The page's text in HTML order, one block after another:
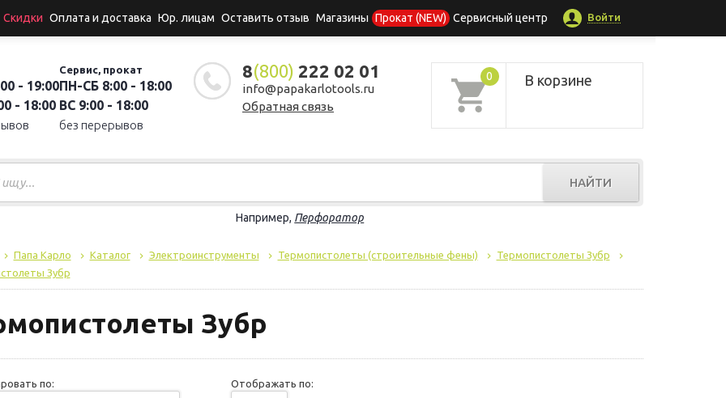
Скидки Оплата и доставка Юр. лицам Оставить отзыв Магазины Прокат (NEW) Сервисный центр Войти
- 19:00
- 18:00
Сервис, прокат
ПН-СБ 8:00 - 18:00
ВС 9:00 - 18:00
без перерывов
8(800) 222 02 01
info@papakarlotools.ru
Обратная связь
0 В корзине
НАЙТИ
Например, Перфоратор
Папа Карло Каталог Электроинструменты Термопистолеты (строительные фены)
Термопистолеты Зубр
Зубр
Зубр
по: Отображать по: